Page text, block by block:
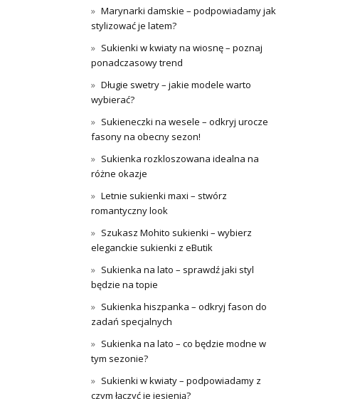
Marynarki damskie – podpowiadamy jak
stylizować je latem?
Sukienki w kwiaty na wiosnę – poznaj
ponadczasowy trend
Długie swetry – jakie modele warto
wybierać?
Sukieneczki na wesele – odkryj urocze
fasony na obecny sezon!
Sukienka rozkloszowana idealna na
różne okazje
Letnie sukienki maxi – stwórz
romantyczny look
Szukasz Mohito sukienki – wybierz
eleganckie sukienki z eButik
Sukienka na lato – sprawdź jaki styl
będzie na topie
Sukienka hiszpanka – odkryj fason do
zadań specjalnych
Sukienka na lato – co będzie modne w
tym sezonie?
Sukienki w kwiaty – podpowiadamy z
czym łączyć je jesienią?